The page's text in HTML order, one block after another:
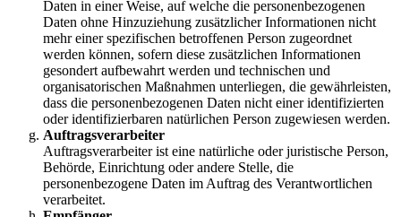
Daten in einer Weise, auf welche die personenbezogenen
Daten ohne Hinzuziehung zusätzlicher Informationen nicht
mehr einer spezifischen betroffenen Person zugeordnet
werden können, sofern diese zusätzlichen Informationen
gesondert aufbewahrt werden und technischen und
organisatorischen Maßnahmen unterliegen, die gewährleisten,
dass die personenbezogenen Daten nicht einer identifizierten
oder identifizierbaren natürlichen Person zugewiesen werden.
Auftragsverarbeiter
Auftragsverarbeiter ist eine natürliche oder juristische Person,
Behörde, Einrichtung oder andere Stelle, die
personenbezogene Daten im Auftrag des Verantwortlichen
verarbeitet.